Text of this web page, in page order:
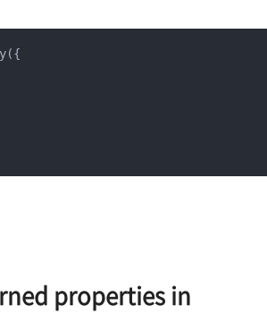
properties in